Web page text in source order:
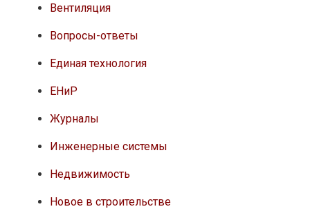
Вентиляция
Вопросы-ответы
Единая технология
ЕНиР
Журналы
Инженерные системы
Недвижимость
Новое в строительстве